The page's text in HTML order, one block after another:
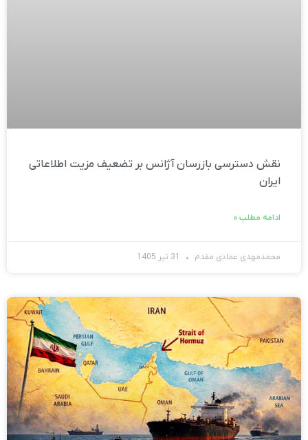
نقش دسترسی بازرسان آژانس بر تضعیف مزیت اطلاعاتی
ایران
ادامه مطلب »
محمدمهدی عمادی مقدم